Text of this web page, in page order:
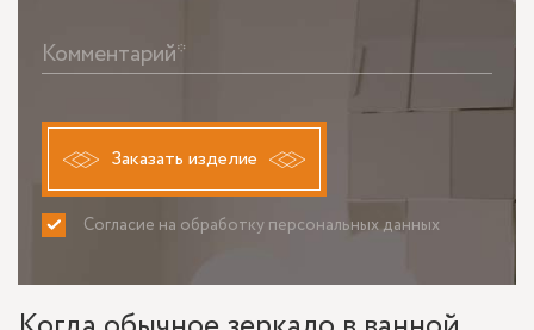
Комментарий*
Заказать изделие
Согласие на обработку персональных данных
ПРИНИМАЮ НЕ ПРИНИМАЮ